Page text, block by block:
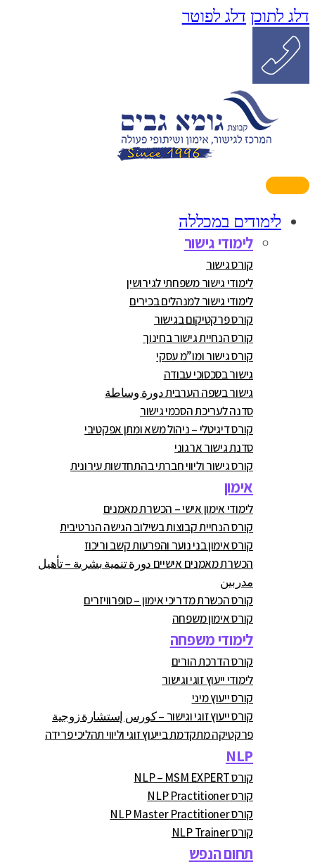
דלג לתוכן דלג לפוטר
לימודים במכללה
לימודי גישור
קורס גישור
לימודי גישור משפחתי לגירושין
לימודי גישור למנהלים בכירים
קורס פרקטיקום בגישור
קורס הנחיית גישור בחינוך
קורס גישור ומו”מ עסקי
גישור בסכסוכי עבודה
גישור בשפה הערבית دورة وساطة
סדנה לעריכת הסכמי גישור
קורס דיגיטלי – ניהול משא ומתן אפקטיבי
סדנת גישור ארגוני
קורס גישור וליווי חברתי בהתחדשות עירונית
אימון
לימודי אימון אישי – הכשרת מאמנים
קורס הנחיית קבוצות בשילוב הגישה הנרטיבית
קורס אימון בני נוער והפרעות קשב וריכוז
הכשרת מאמנים אישיים دورة تنمية بشرية – تأهيل
مدربين
קורס הכשרת מדריכי אימון – סופרוויזרים
קורס אימון משפחה
לימודי משפחה
קורס הדרכת הורים
לימודי ייעוץ זוגי וגישור
קורס ייעוץ מיני
קורס ייעוץ זוגי וגישור – كورس إستشارة زوجية
פרקטיקה מתקדמת בייעוץ זוגי וליווי תהליכי פרידה
NLP
קורס NLP – MSM EXPERT
קורס NLP Practitioner
קורס NLP Master Practitioner
קורס NLP Trainer
תחום הנפש